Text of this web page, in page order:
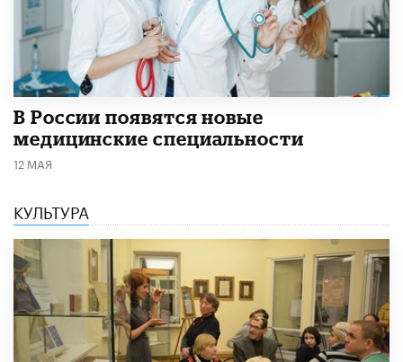
В России появятся новые
медицинские специальности
12 МАЯ
КУЛЬТУРА